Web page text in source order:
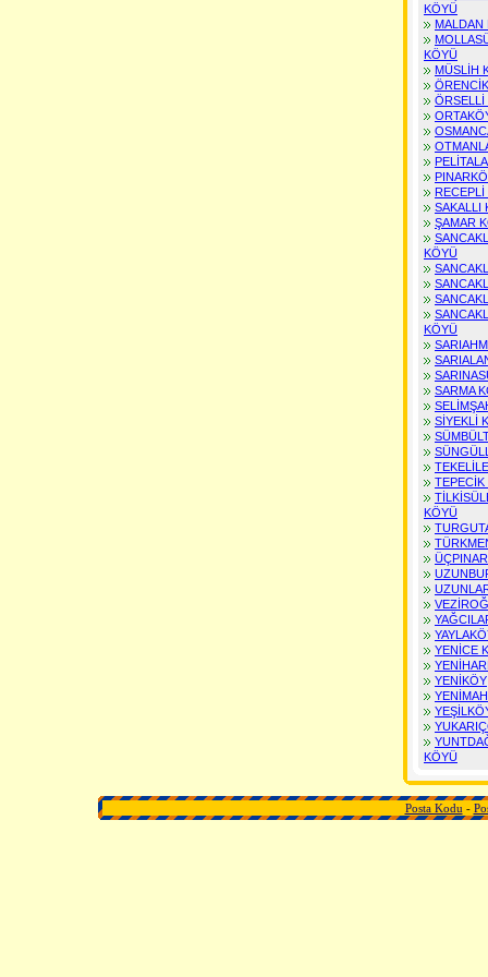
KÖYÜ
MALDAN
KÖYÜ
MÜSLİH
ÖRSELLİ
RECEPLİ
SAKALLI
ŞAMAR
KÖYÜ
KÖYÜ
SARMA
SİYEKLİ
TEPECİK
KÖYÜ
ÜÇPINAR
YENİCE
YENİKÖY
KÖYÜ
Posta Kodu -